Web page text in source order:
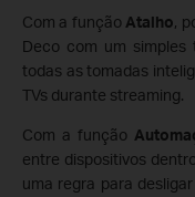
Com a função Atalho,
Deco com um simples
todas as tomadas
TVs durante streaming.
Com a função
entre dispositivos
uma regra para